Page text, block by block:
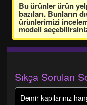
Bu ürünler ürün
bazıları. Bunların
ürünlerimizi
modeli
Sıkça Sorulan
Demir kapılarınız